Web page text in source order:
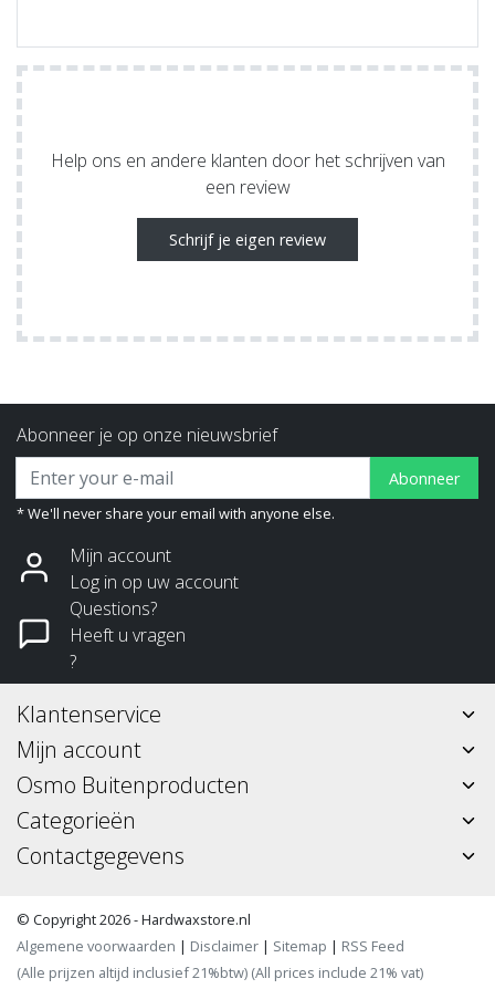
Help ons en andere klanten door het schrijven van
een review
Schrijf je eigen review
Abonneer je op onze nieuwsbrief
Abonneer
* We'll never share your email with anyone else.
Mijn account
Log in op uw account
Questions?
Heeft u vragen
?
Klantenservice
Mijn account
Osmo Buitenproducten
Categorieën
Contactgegevens
© Copyright 2026 - Hardwaxstore.nl
Algemene voorwaarden | Disclaimer | Sitemap | RSS Feed
(Alle prijzen altijd inclusief 21%btw) (All prices include 21% vat)